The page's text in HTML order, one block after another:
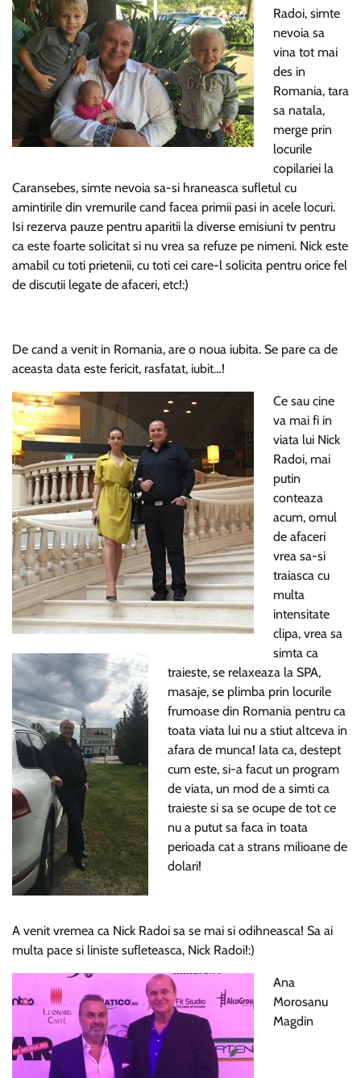
Radoi, simte
nevoia sa
vina tot mai
des in
Romania, tara
sa natala,
merge prin
locurile
copilariei la
Caransebes, simte nevoia sa-si hraneasca sufletul cu
amintirile din vremurile cand facea primii pasi in acele locuri.
Isi rezerva pauze pentru aparitii la diverse emisiuni tv pentru
ca este foarte solicitat si nu vrea sa refuze pe nimeni. Nick este
amabil cu toti prietenii, cu toti cei care-l solicita pentru orice fel
de discutii legate de afaceri, etc!:)
De cand a venit in Romania, are o noua iubita. Se pare ca de
aceasta data este fericit, rasfatat, iubit…!
Ce sau cine
va mai fi in
viata lui Nick
Radoi, mai
putin
conteaza
acum, omul
de afaceri
vrea sa-si
traiasca cu
multa
intensitate
clipa, vrea sa
simta ca
traieste, se relaxeaza la SPA,
masaje, se plimba prin locurile
frumoase din Romania pentru ca
toata viata lui nu a stiut altceva in
afara de munca! Iata ca, destept
cum este, si-a facut un program
de viata, un mod de a simti ca
traieste si sa se ocupe de tot ce
nu a putut sa faca in toata
perioada cat a strans milioane de
dolari!
A venit vremea ca Nick Radoi sa se mai si odihneasca! Sa ai
multa pace si liniste sufleteasca, Nick Radoi!:)
Ana
Morosanu
Magdin